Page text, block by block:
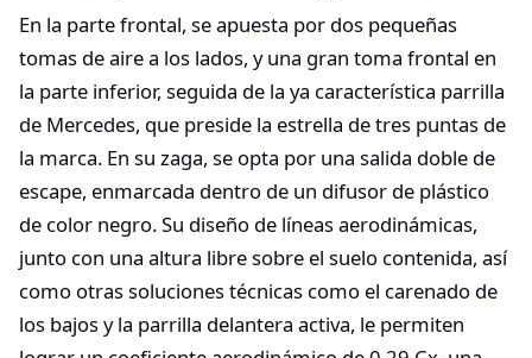
En la parte frontal, se apuesta por dos pequeñas
tomas de aire a los lados, y una gran toma frontal en
la parte inferior, seguida de la ya característica parrilla
de Mercedes, que preside la estrella de tres puntas de
la marca. En su zaga, se opta por una salida doble de
escape, enmarcada dentro de un difusor de plástico
de color negro. Su diseño de líneas aerodinámicas,
junto con una altura libre sobre el suelo contenida, así
como otras soluciones técnicas como el carenado de
los bajos y la parrilla delantera activa, le permiten